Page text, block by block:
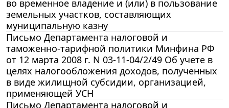
во временное владение и (или) в пользование
земельных участков, составляющих
муниципальную казну
Письмо Департамента налоговой и
таможенно-тарифной политики Минфина РФ
от 12 марта 2008 г. N 03-11-04/2/49 Об учете в
целях налогообложения доходов, полученных
в виде жилищной субсидии, организацией,
применяющей УСН
Письмо Департамента налоговой и